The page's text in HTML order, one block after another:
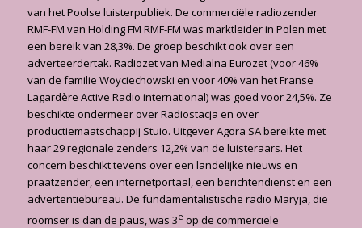
van het Poolse luisterpubliek. De commerciële radiozender
RMF-FM van Holding FM RMF-FM was marktleider in Polen met
een bereik van 28,3%. De groep beschikt ook over een
adverteerdertak. Radiozet van Medialna Eurozet (voor 46%
van de familie Woyciechowski en voor 40% van het Franse
Lagardère Active Radio international) was goed voor 24,5%. Ze
beschikte ondermeer over Radiostacja en over
productiemaatschappij Stuio. Uitgever Agora SA bereikte met
haar 29 regionale zenders 12,2% van de luisteraars. Het
concern beschikt tevens over een landelijke nieuws en
praatzender, een internetportaal, een berichtendienst en een
advertentiebureau. De fundamentalistische radio Maryja, die
roomser is dan de paus, was 3e op de commerciële